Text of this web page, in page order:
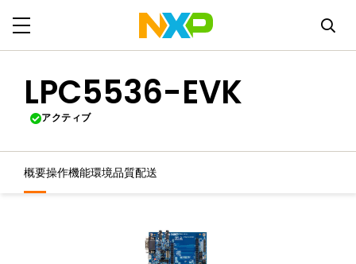
LPC5536-EVK
アクティブ
概要操作機能環境品質配送